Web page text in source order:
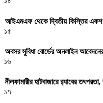
আইএমএফ থেকে দ্বিতীয় কিস্তির
১৫
অবসর সুবিধা বোর্ডের অনলাইন আবেদনের
১৬
নীলফামারীর হাটবাজারে র‌্যাবের
১৭